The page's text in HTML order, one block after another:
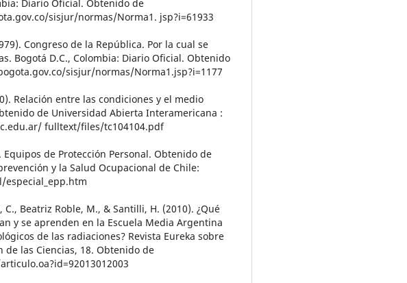
Diario Oficial. Obtenido de
sisjur/normas/Norma1. jsp?i=61933
Congreso de la República. Por la cual se
Bogotá D.C., Colombia: Diario Oficial. Obtenido
sisjur/normas/Norma1.jsp?i=1177
Relación entre las condiciones y el medio
de Universidad Abierta Interamericana :
fulltext/files/tc104104.pdf
Equipos de Protección Personal. Obtenido de
y la Salud Ocupacional de Chile:
C., Beatriz Roble, M., & Santilli, H. (2010). ¿Qué
y se aprenden en la Escuela Media Argentina
de las radiaciones? Revista Eureka sobre
de las Ciencias, 18. Obtenido de